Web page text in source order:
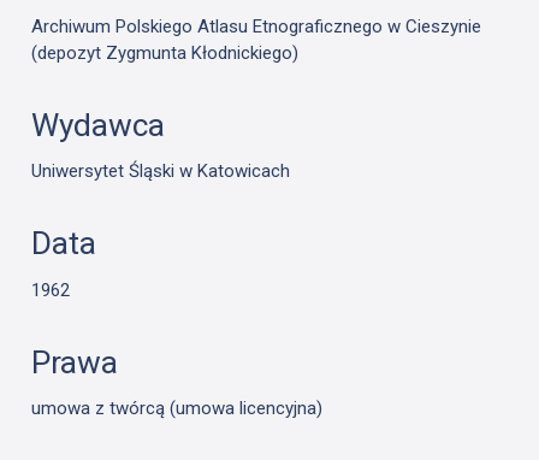
Archiwum Polskiego Atlasu Etnograficznego w Cieszynie
(depozyt Zygmunta Kłodnickiego)
Wydawca
Uniwersytet Śląski w Katowicach
Data
1962
Prawa
umowa z twórcą (umowa licencyjna)